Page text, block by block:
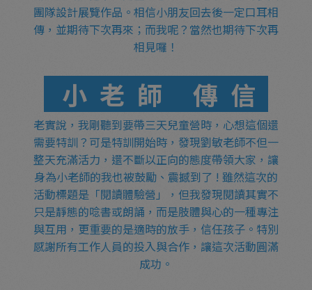
團隊設計展覽作品。相信小朋友回去後一定口耳相
傳，並期待下次再來；而我呢？當然也期待下次再
相見囉！
小老師 傳信
老實說，我剛聽到要帶三天兒童營時，心想這個還
需要特訓？可是特訓開始時，發現劉敏老師不但一
整天充滿活力，還不斷以正向的態度帶領大家，讓
身為小老師的我也被鼓勵、震撼到了 ! 雖然這次的
活動標題是「閱讀體驗營」，但我發現閱讀其實不
只是靜態的唸書或朗誦，而是肢體與心的一種專注
與互用，更重要的是適時的放手，信任孩子。特別
感謝所有工作人員的投入與合作，讓這次活動圓滿
成功。